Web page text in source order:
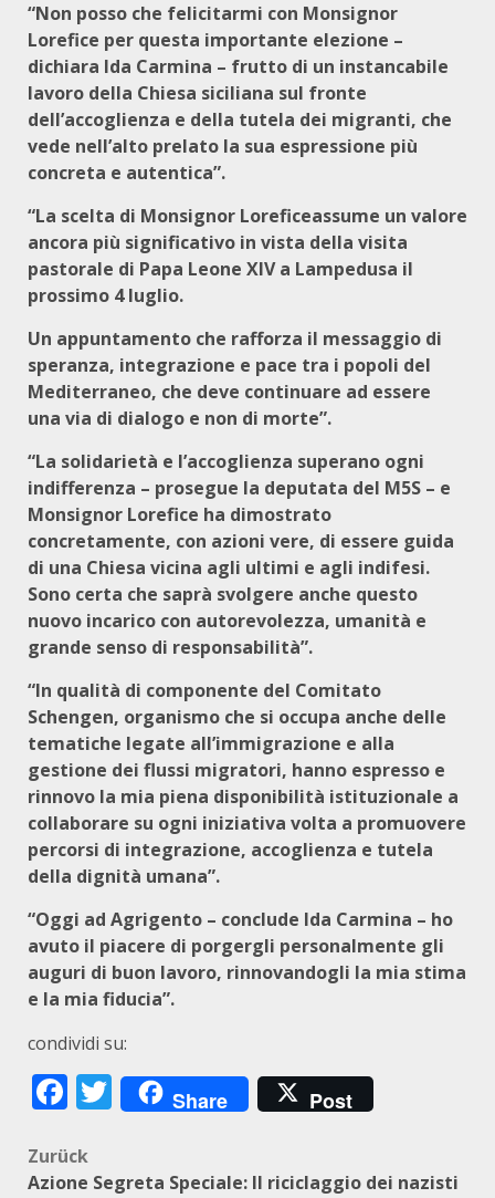
“Non posso che felicitarmi con Monsignor
Lorefice per questa importante elezione –
dichiara Ida Carmina – frutto di un instancabile
lavoro della Chiesa siciliana sul fronte
dell’accoglienza e della tutela dei migranti, che
vede nell’alto prelato la sua espressione più
concreta e autentica”.
“La scelta di Monsignor Loreficeassume un valore
ancora più significativo in vista della visita
pastorale di Papa Leone XIV a Lampedusa il
prossimo 4 luglio.
Un appuntamento che rafforza il messaggio di
speranza, integrazione e pace tra i popoli del
Mediterraneo, che deve continuare ad essere
una via di dialogo e non di morte”.
“La solidarietà e l’accoglienza superano ogni
indifferenza – prosegue la deputata del M5S – e
Monsignor Lorefice ha dimostrato
concretamente, con azioni vere, di essere guida
di una Chiesa vicina agli ultimi e agli indifesi.
Sono certa che saprà svolgere anche questo
nuovo incarico con autorevolezza, umanità e
grande senso di responsabilità”.
“In qualità di componente del Comitato
Schengen, organismo che si occupa anche delle
tematiche legate all’immigrazione e alla
gestione dei flussi migratori, hanno espresso e
rinnovo la mia piena disponibilità istituzionale a
collaborare su ogni iniziativa volta a promuovere
percorsi di integrazione, accoglienza e tutela
della dignità umana”.
“Oggi ad Agrigento – conclude Ida Carmina – ho
avuto il piacere di porgergli personalmente gli
auguri di buon lavoro, rinnovandogli la mia stima
e la mia fiducia”.
condividi su:
Facebook
Twitter
Share Post
Beitragsnavigation
Zurück
Azione Segreta Speciale: Il riciclaggio dei nazisti